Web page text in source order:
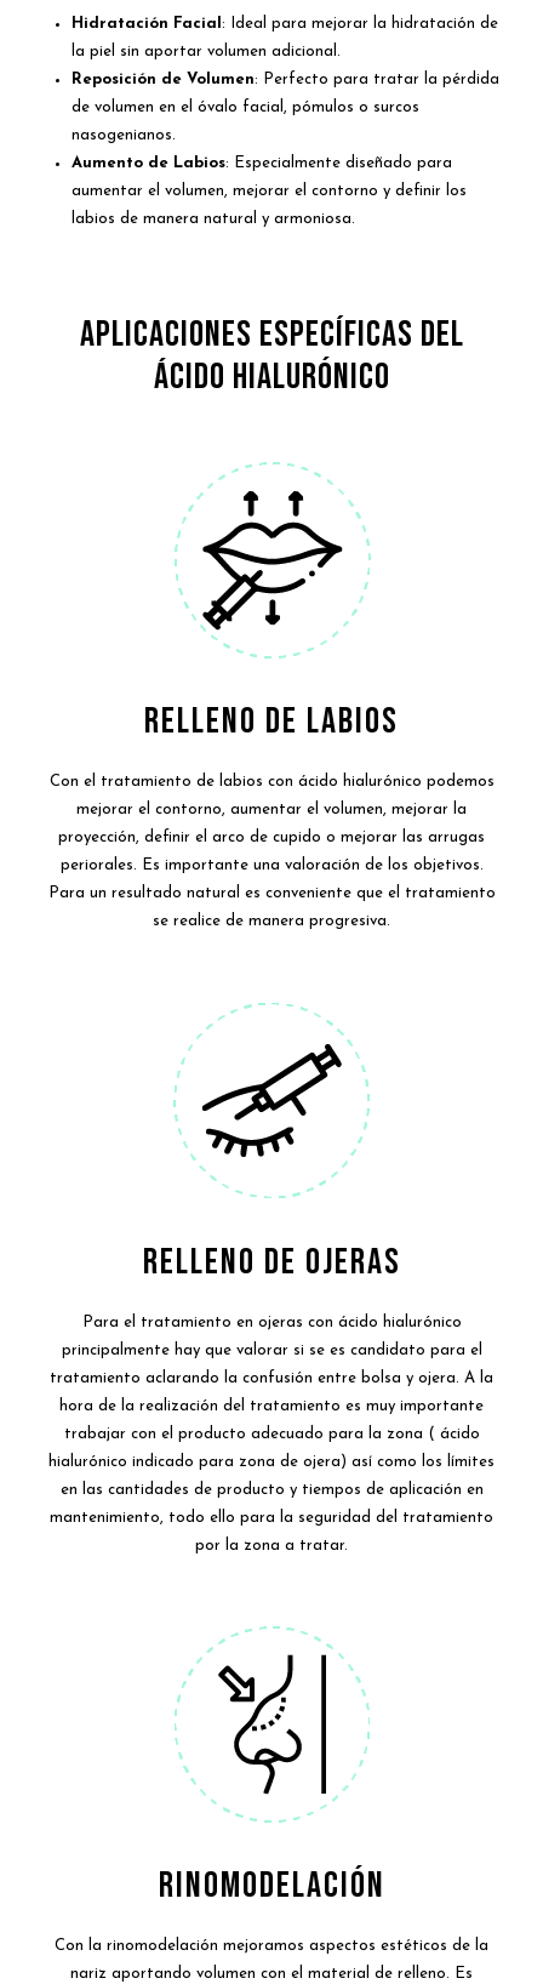
Hidratación Facial : Ideal para mejorar la hidratación de
la piel sin aportar volumen adicional.
Reposición de Volumen: Perfecto para tratar la pérdida
de volumen en el óvalo facial, pómulos o surcos
nasogenianos.
Aumento de Labios: Especialmente diseñado para
aumentar el volumen, mejorar el contorno y definir los
labios de manera natural y armoniosa.
Aplicaciones Específicas del
Ácido Hialurónico
RELLENO DE LABIOS
Con el tratamiento de labios con ácido hialurónico podemos
mejorar el contorno, aumentar el volumen, mejorar la
proyección, definir el arco de cupido o mejorar las arrugas
periorales. Es importante una valoración de los objetivos.
Para un resultado natural es conveniente que el tratamiento
se realice de manera progresiva.
RELLENO DE OJERAS
Para el tratamiento en ojeras con ácido hialurónico
principalmente hay que valorar si se es candidato para el
tratamiento aclarando la confusión entre bolsa y ojera. A la
hora de la realización del tratamiento es muy importante
trabajar con el producto adecuado para la zona ( ácido
hialurónico indicado para zona de ojera) así como los límites
en las cantidades de producto y tiempos de aplicación en
mantenimiento, todo ello para la seguridad del tratamiento
por la zona a tratar.
RINOMODELACIÓN
Con la rinomodelación mejoramos aspectos estéticos de la
nariz aportando volumen con el material de relleno. Es